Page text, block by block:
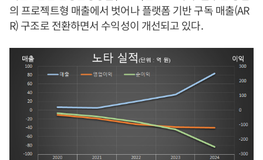
의 프로젝트형 매출에서 벗어나 플랫폼 기반 구독 매출(AR
R) 구조로 전환하면서 수익성이 개선되고 있다.